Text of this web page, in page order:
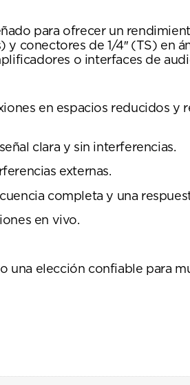
para ofrecer un
conectores de 1/4″ (TS) en
o interfaces de
en espacios reducidos y
clara y sin interferencias.
externas.
completa y una
en vivo.
elección confiable para